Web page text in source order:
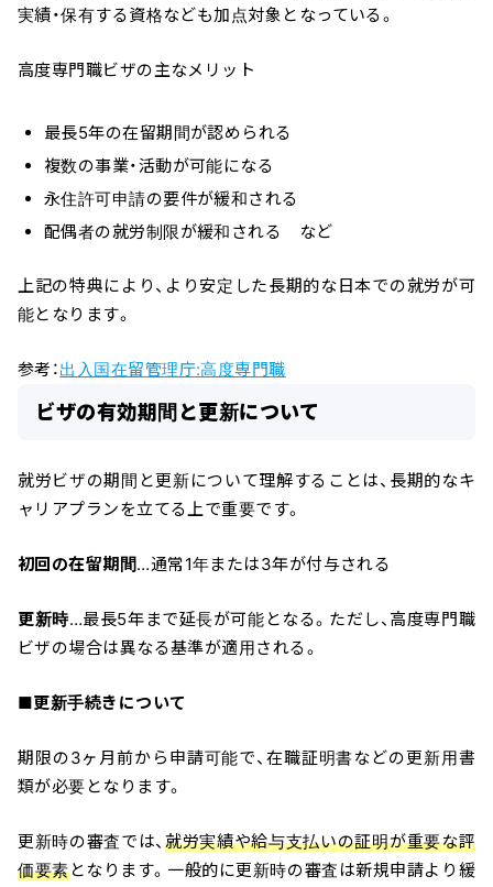
実績・保有する資格なども加点対象となっている。
高度専門職ビザの主なメリット
最長5年の在留期間が認められる
複数の事業・活動が可能になる
永住許可申請の要件が緩和される
配偶者の就労制限が緩和される など
上記の特典により、より安定した長期的な日本での就労が可
能となります。
参考：出入国在留管理庁:高度専門職
ビザの有効期間と更新について
就労ビザの期間と更新について理解することは、長期的なキ
ャリアプランを立てる上で重要です。
初回の在留期間…通常1年または3年が付与される
更新時…最長5年まで延長が可能となる。ただし、高度専門職
ビザの場合は異なる基準が適用される。
■更新手続きについて
期限の3ヶ月前から申請可能で、在職証明書などの更新用書
類が必要となります。
更新時の審査では、就労実績や給与支払いの証明が重要な評
価要素となります。一般的に更新時の審査は新規申請より緩